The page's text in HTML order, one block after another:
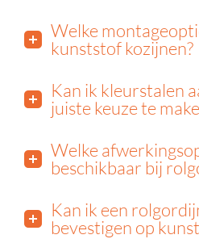
Welke
kunststof kozijnen?
Kan ik kleurstalen
juiste keuze te
Welke
beschikbaar bij
Kan ik een
bevestigen op